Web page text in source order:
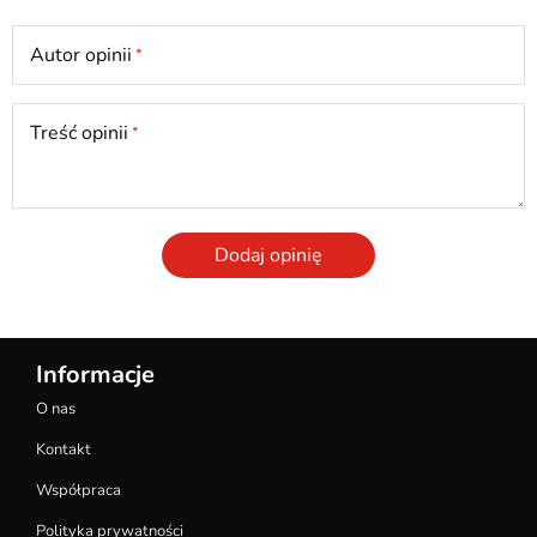
Autor opinii
Treść opinii
Dodaj opinię
Informacje
O nas
Kontakt
Współpraca
Polityka prywatności